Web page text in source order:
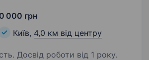
000 грн
Київ, 4,0 км від центру
Досвід роботи від 1 року.